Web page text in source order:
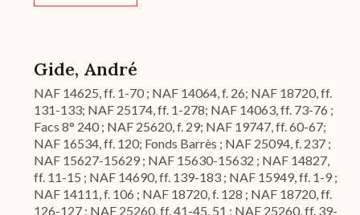
Gide, André
NAF 14625, ff. 1-70 ; NAF 14064, f. 26; NAF 18720, ff.
131-133; NAF 25174, ff. 1-278; NAF 14063, ff. 73-76 ;
Facs 8° 240 ; NAF 25620, f. 29; NAF 19747, ff. 60-67;
NAF 16534, ff. 120; Fonds Barrès ; NAF 25094, f. 237 ;
NAF 15627-15629 ; NAF 15630-15632 ; NAF 14827,
ff. 11-15 ; NAF 14690, ff. 139-183 ; NAF 15949, ff. 1-9 ;
NAF 14111, f. 106 ; NAF 18720, f. 128 ; NAF 18720, ff.
126-127 ; NAF 25260, ff. 41-45, 51 ; NAF 25260, ff. 39-